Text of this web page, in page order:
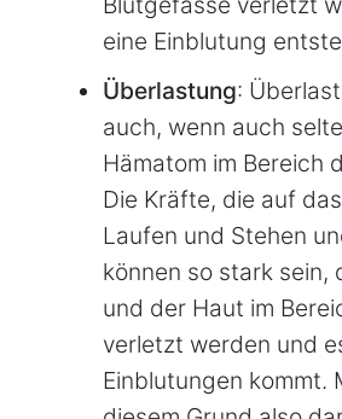
eine Einblutung
Überlastung:
auch, wenn auch
Hämatom im Bereich
Die Kräfte, die auf
Laufen und Stehen
können so stark sein,
und der Haut im
verletzt werden und
Einblutungen kommt.